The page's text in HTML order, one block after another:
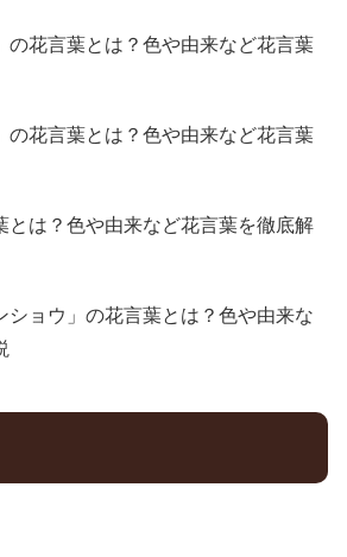
の花言葉とは？色や由来など花言葉
の花言葉とは？色や由来など花言葉
とは？色や由来など花言葉を徹底解
ショウ」の花言葉とは？色や由来な